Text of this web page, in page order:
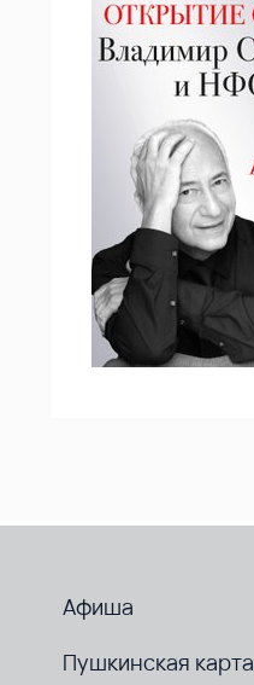
Афиша
Пушкинская карта